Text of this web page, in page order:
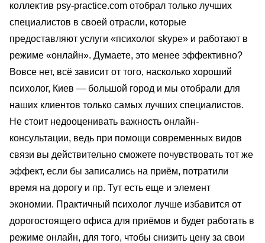
коллектив psy-practice.com отобрал только лучших
специалистов в своей отрасли, которые
предоставляют услуги «психолог skype» и работают в
режиме «онлайн». Думаете, это менее эффективно?
Вовсе нет, всё зависит от того, насколько хороший
психолог, Киев — большой город и мы отобрали для
наших клиентов только самых лучших специалистов.
Не стоит недооценивать важность онлайн-
консультации, ведь при помощи современных видов
связи вы действительно сможете почувствовать тот же
эффект, если бы записались на приём, потратили
время на дорогу и пр. Тут есть еще и элемент
экономии. Практичный психолог лучше избавится от
дорогостоящего офиса для приёмов и будет работать в
режиме онлайн, для того, чтобы снизить цену за свои